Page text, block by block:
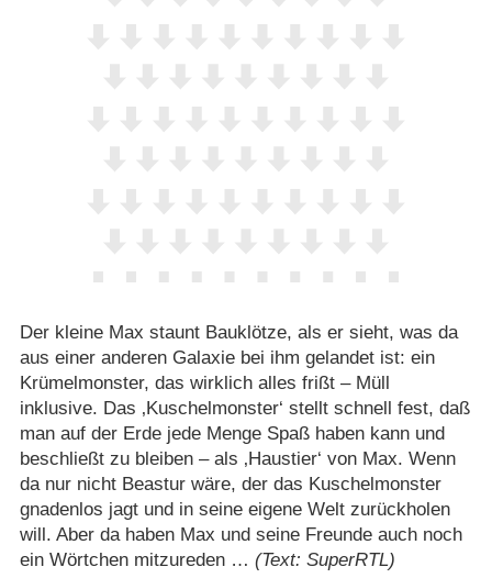
Der kleine Max staunt Bauklötze, als er sieht, was da
aus einer anderen Galaxie bei ihm gelandet ist: ein
Krümelmonster, das wirklich alles frißt – Müll
inklusive. Das ‚Kuschelmonster‘ stellt schnell fest, daß
man auf der Erde jede Menge Spaß haben kann und
beschließt zu bleiben – als ‚Haustier‘ von Max. Wenn
da nur nicht Beastur wäre, der das Kuschelmonster
gnadenlos jagt und in seine eigene Welt zurückholen
will. Aber da haben Max und seine Freunde auch noch
ein Wörtchen mitzureden … (Text: SuperRTL)